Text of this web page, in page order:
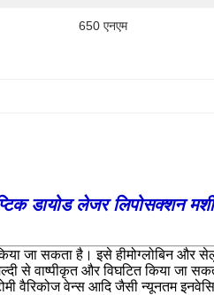
650 एनएम
डायोड लेजर लिपोसक्शन
जा सकता है। इसे हीमोग्लोबिन और
से वाष्पीकृत और विघटित किया जा
वैरिकोज वेन्स आदि जैसी न्यूनतम